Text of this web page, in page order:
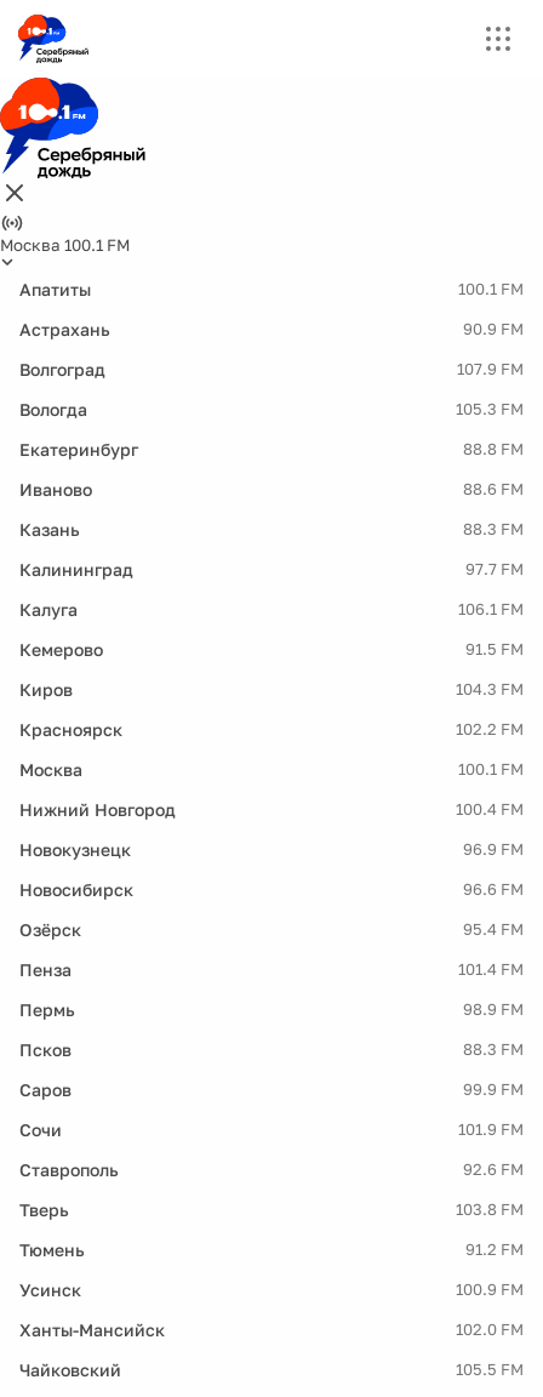
Москва 100.1 FM
Апатиты 100.1 FM
Астрахань 90.9 FM
Волгоград 107.9 FM
Вологда 105.3 FM
Екатеринбург 88.8 FM
Иваново 88.6 FM
Казань 88.3 FM
Калининград 97.7 FM
Калуга 106.1 FM
Кемерово 91.5 FM
Киров 104.3 FM
Красноярск 102.2 FM
Москва 100.1 FM
Нижний Новгород 100.4 FM
Новокузнецк 96.9 FM
Новосибирск 96.6 FM
Озёрск 95.4 FM
Пенза 101.4 FM
Пермь 98.9 FM
Псков 88.3 FM
Саров 99.9 FM
Сочи 101.9 FM
Ставрополь 92.6 FM
Тверь 103.8 FM
Тюмень 91.2 FM
Усинск 100.9 FM
Ханты-Мансийск 102.0 FM
Чайковский 105.5 FM